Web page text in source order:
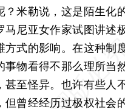
？米勒说，这是陌生化
马尼亚女作家试图讲述
方式的影响。在这种制
事物看得不那么理所当
甚至怪异。也许有些人
但曾经经历过极权社会